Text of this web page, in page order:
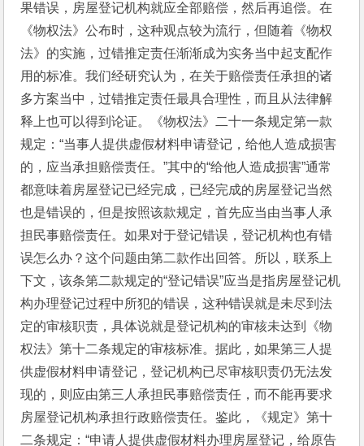
果错误，房屋登记机构就应全部赔偿，然后再追偿。在
《物权法》公布时，这种观点较为流行，但随着《物权
法》的实施，过错推定责任渐渐成为实务当中起支配作
用的标准。我们经研究认为，在关于赔偿责任承担的诸
多方案当中，过错推定责任最具合理性，而且从法律解
释上也可以得到论证。《物权法》二十一条规定第一款
规定：“当事人提供虚假材料申请登记，给他人造成损害
的，应当承担赔偿责任。”其中的“给他人造成损害”通常
都意味着房屋登记已经完成，已经完成的房屋登记当然
也是错误的，但是按照该款规定，首先应当由当事人承
担民事赔偿责任。如果对于登记错误，登记机构也有错
误怎么办？这个问题由第二款作出回答。所以，联系上
下文，该条第二款规定的“登记错误”应当是指房屋登记机
构办理登记过程中所犯的错误，这种错误就是未尽到法
定的审核职责，具体说就是登记机构的审核未达到《物
权法》第十二条规定的审核标准。据此，如果第三人提
供虚假材料申请登记，登记机构已尽审核职责仍无法发
现的，则应由第三人承担民事赔偿责任，而不能再要求
房屋登记机构承担行政赔偿责任。鉴此，《规定》第十
二条规定：“申请人提供虚假材料办理房屋登记，给原告